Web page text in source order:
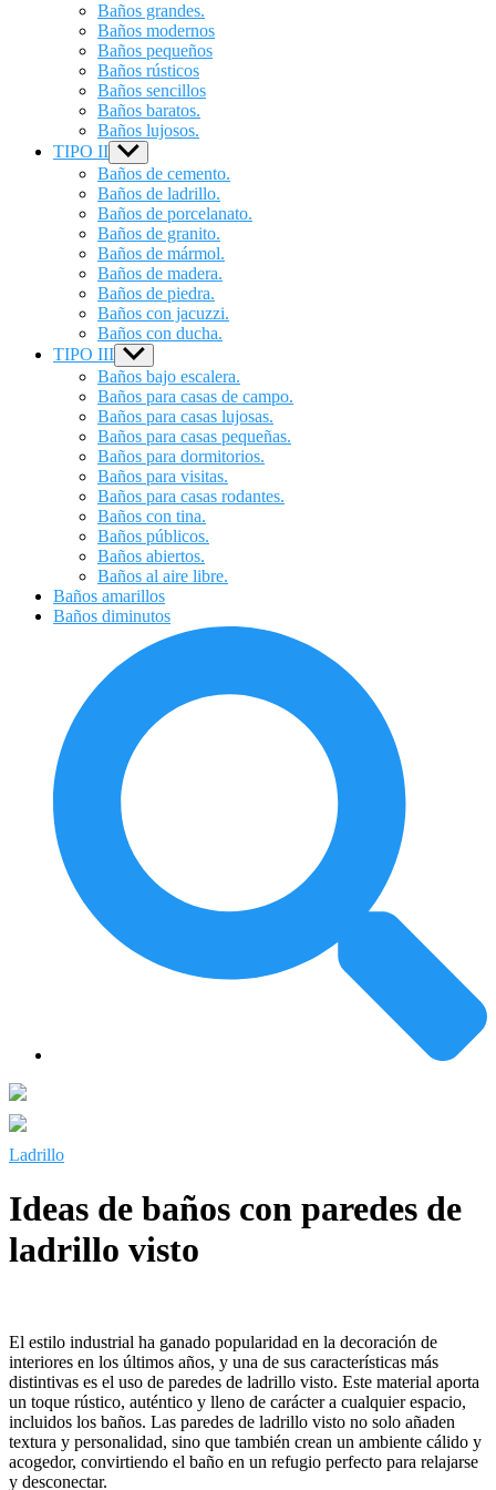
Baños grandes.
Baños modernos
Baños pequeños
Baños rústicos
Baños sencillos
Baños baratos.
Baños lujosos.
TIPO II Show
sub
menu
Baños de cemento.
Baños de ladrillo.
Baños de porcelanato.
Baños de granito.
Baños de mármol.
Baños de madera.
Baños de piedra.
Baños con jacuzzi.
Baños con ducha.
TIPO III Show
sub
menu
Baños bajo escalera.
Baños para casas de campo.
Baños para casas lujosas.
Baños para casas pequeñas.
Baños para dormitorios.
Baños para visitas.
Baños para casas rodantes.
Baños con tina.
Baños públicos.
Baños abiertos.
Baños al aire libre.
Baños amarillos
Baños diminutos
Ladrillo
Ideas de baños con paredes de
ladrillo visto
El estilo industrial ha ganado popularidad en la decoración de
interiores en los últimos años, y una de sus características más
distintivas es el uso de paredes de ladrillo visto. Este material aporta
un toque rústico, auténtico y lleno de carácter a cualquier espacio,
incluidos los baños. Las paredes de ladrillo visto no solo añaden
textura y personalidad, sino que también crean un ambiente cálido y
acogedor, convirtiendo el baño en un refugio perfecto para relajarse
y desconectar.